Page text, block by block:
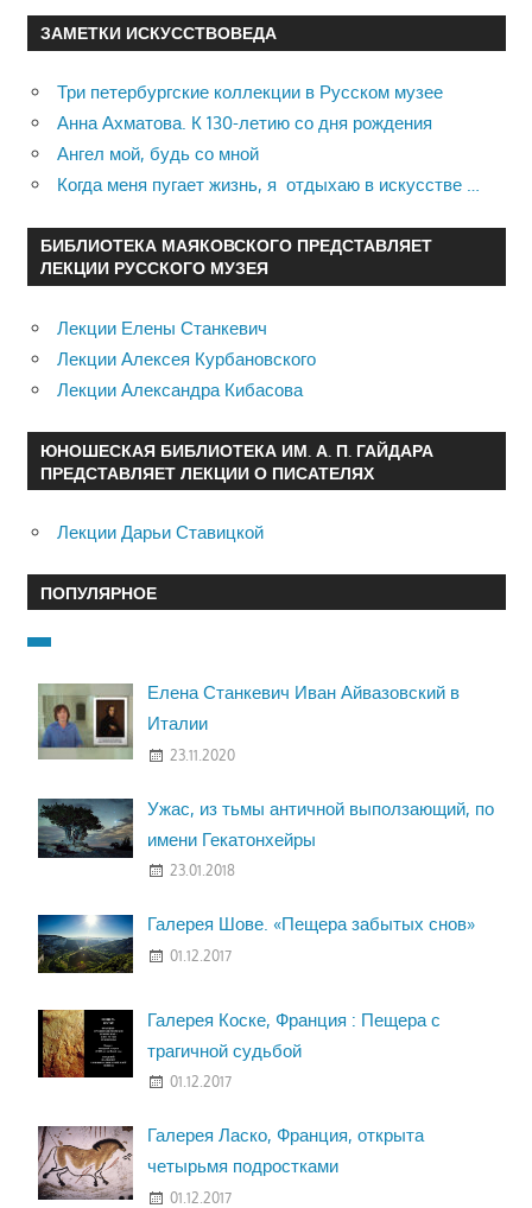
ЗАМЕТКИ ИСКУССТВОВЕДА
Три петербургские коллекции в Русском музее
Анна Ахматова. К 130-летию со дня рождения
Ангел мой, будь со мной
Когда меня пугает жизнь, я отдыхаю в искусстве …
БИБЛИОТЕКА МАЯКОВСКОГО ПРЕДСТАВЛЯЕТ
ЛЕКЦИИ РУССКОГО МУЗЕЯ
Лекции Елены Станкевич
Лекции Алексея Курбановского
Лекции Александра Кибасова
ЮНОШЕСКАЯ БИБЛИОТЕКА ИМ. А. П. ГАЙДАРА
ПРЕДСТАВЛЯЕТ ЛЕКЦИИ О ПИСАТЕЛЯХ
Лекции Дарьи Ставицкой
ПОПУЛЯРНОЕ
Елена Станкевич Иван Айвазовский в
Италии
23.11.2020
Ужас, из тьмы античной выползающий, по
имени Гекатонхейры
23.01.2018
Галерея Шове. «Пещера забытых снов»
01.12.2017
Галерея Коске, Франция : Пещера с
трагичной судьбой
01.12.2017
Галерея Ласко, Франция, открыта
четырьмя подростками
01.12.2017